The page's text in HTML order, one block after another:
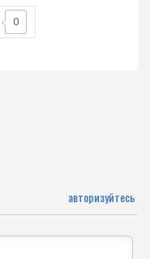
0
авторизуйтесь